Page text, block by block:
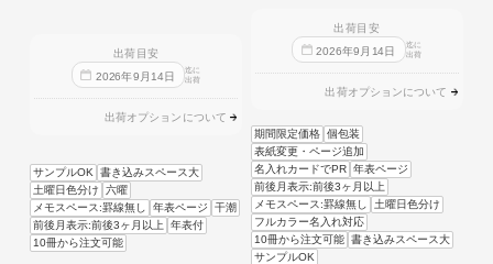
出荷目安
2026年9 月 14日
迄に
出荷
出荷オプションについて
サンプルOK
書き込みスペース大
土曜日色分け
六曜
メモスペース:罫線無し
年表ページ
干潮
前後月表示:前後3ヶ月以上
年表付
10冊から注文可能
出荷目安
2026年9 月 14日
迄に
出荷
出荷オプションについて
期間限定価格 個包装
表紙変更・ページ追加
名入れカードでPR 年表ページ
前後月表示:前後3ヶ月以上
メモスペース:罫線無し
土曜日色分け
フルカラー名入れ対応
10冊から注文可能 書き込みスペース大
サンプルOK